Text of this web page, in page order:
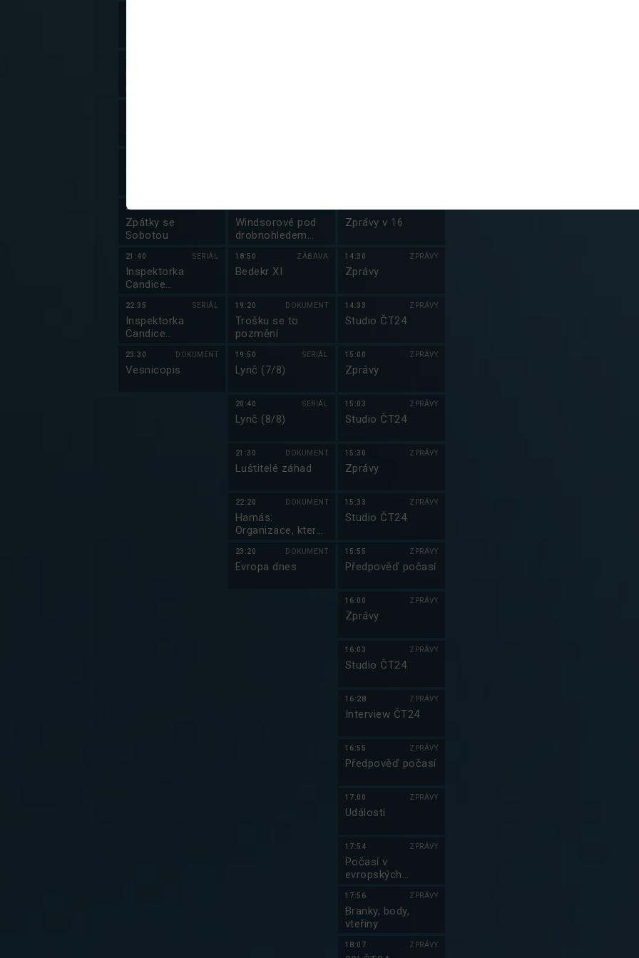
18:10
19:10
Tomáše Šebka
Výsledky losování
20:45
Zpátky se
Sobotou
21:40 SERIÁL
Inspektorka
Candice
22:35 SERIÁL
Inspektorka
Candice
23:30 DOKUMENT
Vesnicopis
Windsorové pod
drobnohledem
18:50 ZÁBAVA
Bedekr XI
19:20 DOKUMENT
Trošku se to
pozmění
19:50 SERIÁL
Lynč (7/8)
20:40 SERIÁL
Lynč (8/8)
21:30 DOKUMENT
Luštitelé záhad
22:20 DOKUMENT
Hamás:
Organizace, která
23:20 DOKUMENT
Evropa dnes
Zprávy v 16
14:30 ZPRÁVY
Zprávy
14:33 ZPRÁVY
Studio ČT24
15:00 ZPRÁVY
Zprávy
15:03 ZPRÁVY
Studio ČT24
15:30 ZPRÁVY
Zprávy
15:33 ZPRÁVY
Studio ČT24
15:55 ZPRÁVY
Předpověď počasí
16:00 ZPRÁVY
Zprávy
16:03 ZPRÁVY
Studio ČT24
16:28 ZPRÁVY
Interview ČT24
16:55 ZPRÁVY
Předpověď počasí
17:00 ZPRÁVY
Události
17:54 ZPRÁVY
Počasí v
evropských
17:56 ZPRÁVY
Branky, body,
vteřiny
18:07 ZPRÁVY